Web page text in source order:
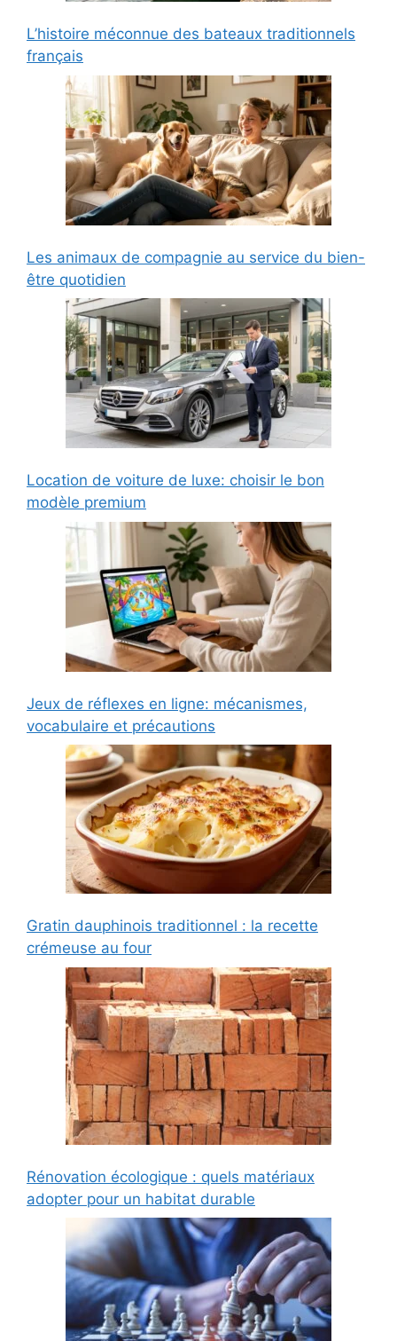
L’histoire méconnue des bateaux traditionnels
français
Les animaux de compagnie au service du bien-
être quotidien
Location de voiture de luxe: choisir le bon
modèle premium
Jeux de réflexes en ligne: mécanismes,
vocabulaire et précautions
Gratin dauphinois traditionnel : la recette
crémeuse au four
Rénovation écologique : quels matériaux
adopter pour un habitat durable